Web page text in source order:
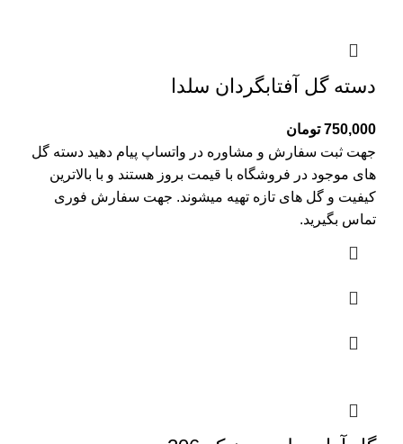
دسته گل آفتابگردان سلدا
750,000 تومان
جهت ثبت سفارش و مشاوره در واتساپ پیام دهید دسته گل
های موجود در فروشگاه با قیمت بروز هستند و با بالاترین
کیفیت و گل های تازه تهیه میشوند. جهت سفارش فوری
تماس بگیرید.